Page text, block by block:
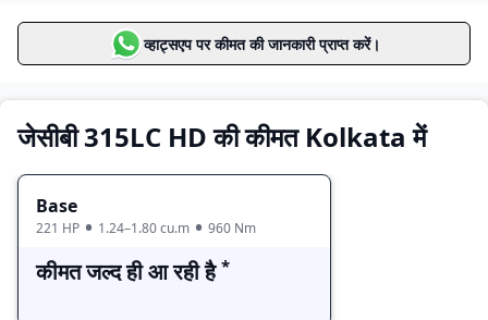
वैरिएंट्स
Base कीमत जल्द ही आ रही है
व्हाट्सएप पर कीमत की जानकारी प्राप्त करें।
जेसीबी 315LC HD की कीमत Kolkata में
Base
221 HP 1.24–1.80 cu.m 960 Nm
कीमत जल्द ही आ रही है *